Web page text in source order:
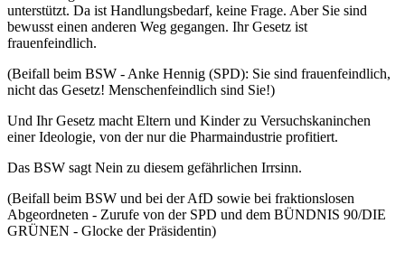
unterstützt. Da ist Handlungsbedarf, keine Frage. Aber Sie sind
bewusst einen anderen Weg gegangen. Ihr Gesetz ist
frauenfeindlich.
(Beifall beim BSW - Anke Hennig (SPD): Sie sind frauenfeindlich,
nicht das Gesetz! Menschenfeindlich sind Sie!)
Und Ihr Gesetz macht Eltern und Kinder zu Versuchskaninchen
einer Ideologie, von der nur die Pharmaindustrie profitiert.
Das BSW sagt Nein zu diesem gefährlichen Irrsinn.
(Beifall beim BSW und bei der AfD sowie bei fraktionslosen
Abgeordneten - Zurufe von der SPD und dem BÜNDNIS 90/DIE
GRÜNEN - Glocke der Präsidentin)